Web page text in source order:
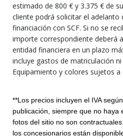
estimado de 800 € y 3.375 € de
cliente podrá solicitar el adelanto
financiación con SCF. Si no se
importe correspondiente deberá
entidad financiera en un plazo
incluye gastos de matriculación
Equipamiento y colores sujetos a
**Los precios incluyen el IVA
publicación, siempre que no haya
fotos del sitio no son
los concesionarios están